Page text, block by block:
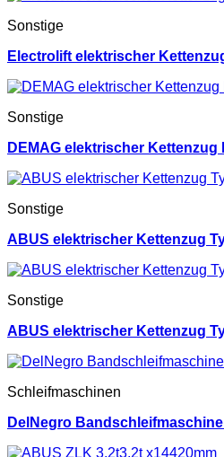
Sonstige
Electrolift elektrischer
Sonstige
DEMAG elektrischer Kettenzug
Sonstige
ABUS elektrischer Kettenzug
Sonstige
ABUS elektrischer Kettenzug
Schleifmaschinen
DelNegro